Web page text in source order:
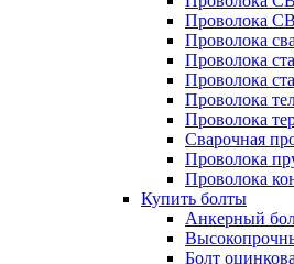
Проволока
Проволока
Проволока
Проволока
Проволока
Проволока
Сварочная
Проволока
Проволока
Купить болты
Анкерный
Болт